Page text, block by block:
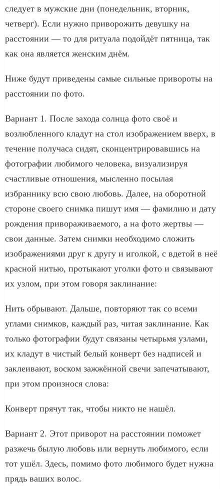
следует в мужские дни (понедельник, вторник,
четверг). Если нужно приворожить девушку на
расстоянии — то для ритуала подойдёт пятница, так
как она является женским днём.
Ниже будут приведены самые сильные привороты на
расстоянии по фото.
Вариант 1. После захода солнца фото своё и
возлюбленного кладут на стол изображением вверх, в
течение получаса сидят, сконцентрировавшись на
фотографии любимого человека, визуализируя
счастливые отношения, мысленно посылая
избраннику всю свою любовь. Далее, на оборотной
стороне своего снимка пишут имя — фамилию и дату
рождения привораживаемого, а на фото жертвы —
свои данные. Затем снимки необходимо сложить
изображениями друг к другу и иголкой, с вдетой в неё
красной нитью, протыкают уголки фото и связывают
их узлом, при этом говоря заклинание:
Нить обрывают. Дальше, повторяют так со всеми
углами снимков, каждый раз, читая заклинание. Как
только фотографии будут связаны четырьмя узлами,
их кладут в чистый белый конверт без надписей и
заклеивают, воском зажжённой свечи запечатывают,
при этом произнося слова:
Конверт прячут так, чтобы никто не нашёл.
Вариант 2. Этот приворот на расстоянии поможет
разжечь былую любовь или вернуть любимого, если
тот ушёл. Здесь, помимо фото любимого будет нужна
прядь ваших волос.